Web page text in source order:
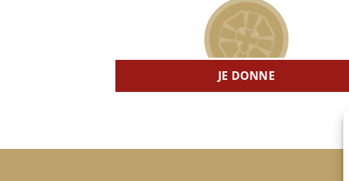
JE DONNE